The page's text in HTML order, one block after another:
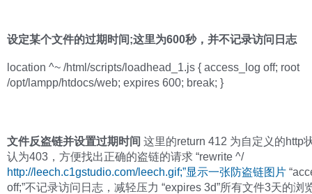
设定某个文件的过期时间;这里为600秒，并不记录访问日志
location ^~ /html/scripts/loadhead_1.js { access_log off; root
/opt/lampp/htdocs/web; expires 600; break; }
文件反盗链并设置过期时间 这里的return 412 为自定义的http
认为403，方便找出正确的盗链的请求 “rewrite ^/
http://leech.c1gstudio.com/leech.gif;”显示一张防盗链图片
off;”不记录访问日志，减轻压力 “expires 3d”所有文件3天的浏